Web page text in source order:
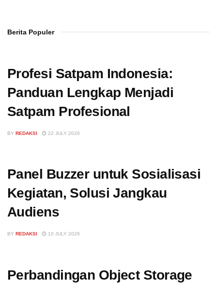
Berita Populer
Profesi Satpam Indonesia:
Panduan Lengkap Menjadi
Satpam Profesional
BY REDAKSI 22 JULY 2026
Panel Buzzer untuk Sosialisasi
Kegiatan, Solusi Jangkau
Audiens
BY REDAKSI 10 JULY 2026
Perbandingan Object Storage